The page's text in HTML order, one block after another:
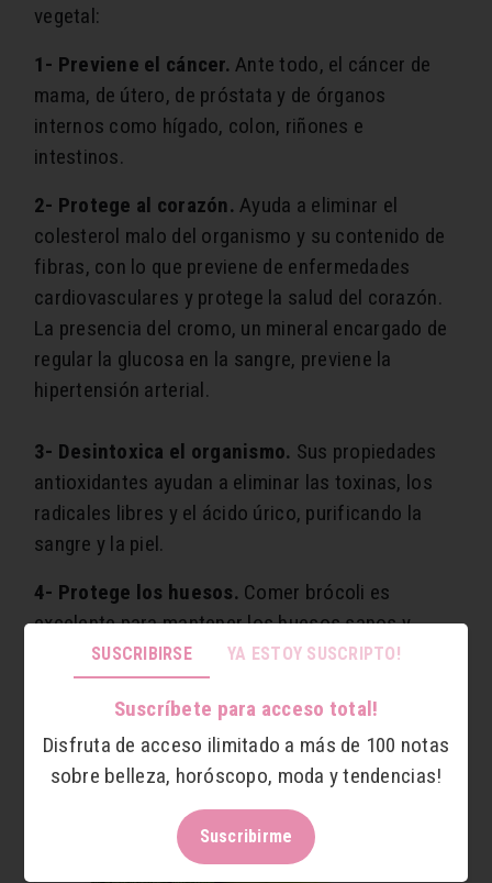
vegetal:
1- Previene el cáncer. Ante todo, el cáncer de
mama, de útero, de próstata y de órganos
internos como hígado, colon, riñones e
intestinos.
2- Protege al corazón. Ayuda a eliminar el
colesterol malo del organismo y su contenido de
fibras, con lo que previene de enfermedades
cardiovasculares y protege la salud del corazón.
La presencia del cromo, un mineral encargado de
regular la glucosa en la sangre, previene la
hipertensión arterial.
3- Desintoxica el organismo. Sus propiedades
antioxidantes ayudan a eliminar las toxinas, los
radicales libres y el ácido úrico, purificando la
sangre y la piel.
4- Protege los huesos. Comer brócoli es
excelente para mantener los huesos sanos y
fuertes, dado su contenido de calcio, fósforo,
magnesio y zinc.
SUSCRIBIRSE YA ESTOY SUSCRIPTO!
Suscríbete para acceso total!
Disfruta de acceso ilimitado a más de 100 notas
sobre belleza, horóscopo, moda y tendencias!
Suscribirme